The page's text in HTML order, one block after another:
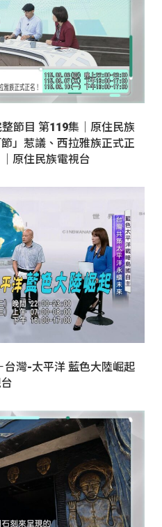
節目 第119集｜原住民族
」惹議、西拉雅族正式正
原住民族電視台
台灣-太平洋 藍色大陸崛起